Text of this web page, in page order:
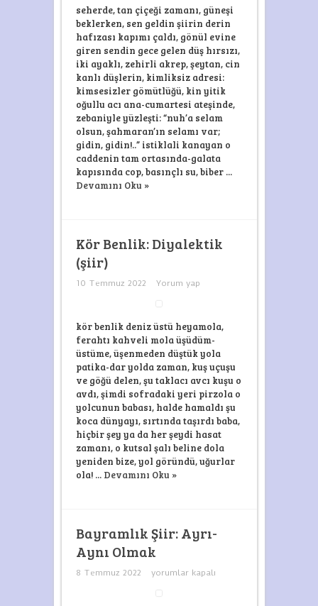
için
seherde, tan çiçeği zamanı, güneşi
beklerken, sen geldin şiirin derin
hafızası kapımı çaldı, gönül evine
giren sendin gece gelen düş hırsızı,
iki ayaklı, zehirli akrep, şeytan, cin
kanlı düşlerin, kimliksiz adresi:
kimsesizler gömütlüğü, kin yitik
oğullu acı ana-cumartesi ateşinde,
zebaniyle yüzleşti: “nuh’a selam
olsun, şahmaran’ın selamı var;
gidin, gidin!..” istiklali kanayan o
caddenin tam ortasında-galata
kapısında cop, basınçlı su, biber ...
Devamını Oku »
Kör Benlik: Diyalektik
(şiir)
10 Temmuz 2022 Yorum yap
kör benlik deniz üstü heyamola,
ferahtı kahveli mola üşüdüm-
üstüme, üşenmeden düştük yola
patika-dar yolda zaman, kuş uçuşu
ve göğü delen, şu taklacı avcı kuşu o
avdı, şimdi sofradaki yeri pirzola o
yolcunun babası, halde hamaldı şu
koca dünyayı, sırtında taşırdı baba,
hiçbir şey ya da her şeydi hasat
zamanı, o kutsal şalı beline dola
yeniden bize, yol göründü, uğurlar
ola! ... Devamını Oku »
Bayramlık Şiir: Ayrı-
Aynı Olmak
8 Temmuz 2022
Bayramlık
yorumlar kapalı